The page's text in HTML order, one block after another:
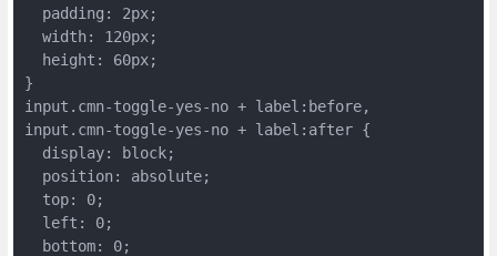
  padding: 2px;
  width: 120px;
  height: 60px;
}
input.cmn-toggle-yes-no + label:before,
input.cmn-toggle-yes-no + label:after {
  display: block;
  position: absolute;
  top: 0;
  left: 0;
  bottom: 0;